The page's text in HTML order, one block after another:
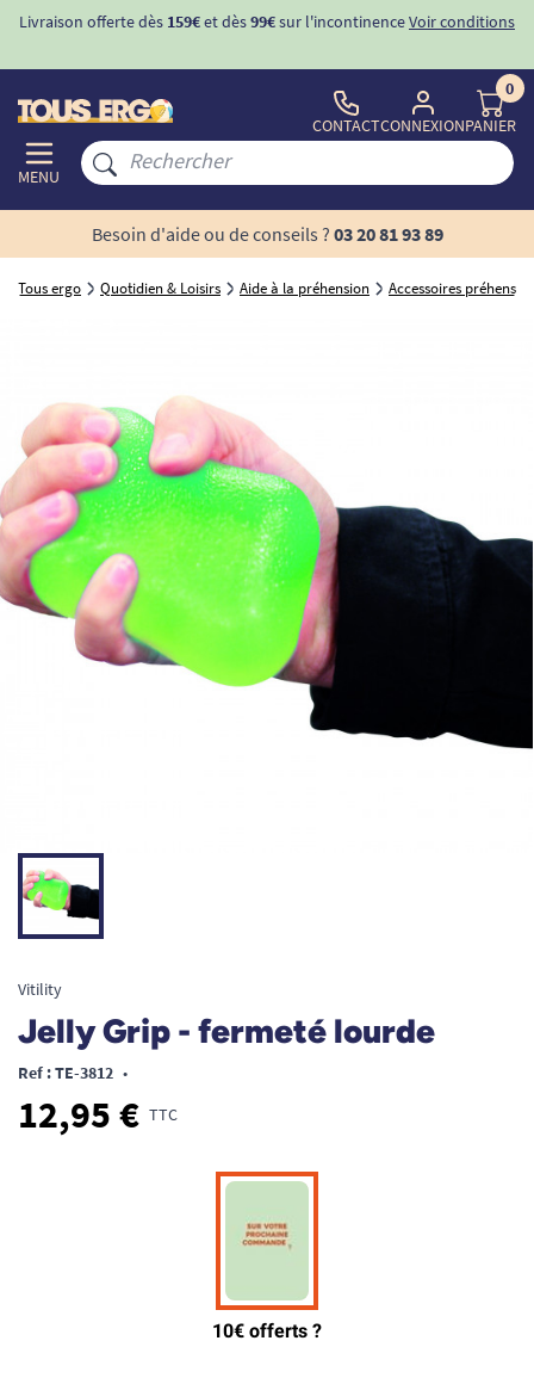
Livraison offerte dès 159€et dès99€sur l'incontinenceVoir conditions
MENU
CONTACTCONNEXION
0
PANIER
Besoin d'aide ou de conseils ? 03 20 81 93 89
Tous ergo Quotidien & Loisirs Aide à la préhension Accessoires
Vitility
Jelly Grip - fermeté lourde
Ref : TE-3812 •
12,95 € TTC